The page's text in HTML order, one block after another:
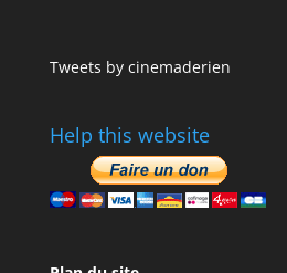
Tweets by cinemaderien
Help this website